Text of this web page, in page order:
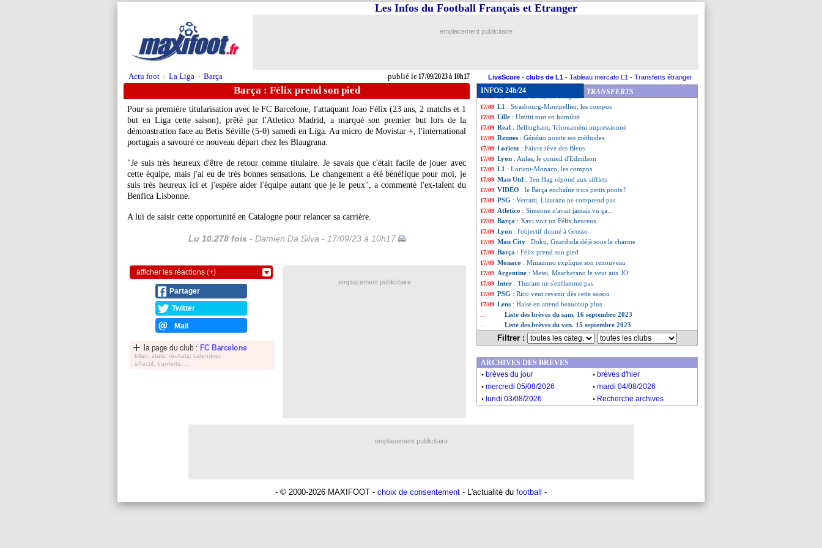
Actu foot > La Liga > Barça publié le17/09/2023 à 10h17
Les Infos du Football Français et Etranger
emplacement publicitaire
LiveScore - clubs de L1 - Tableau mercato L1 - Transferts étranger
Barça : Félix prend son pied
Pour sa première titularisation avec le FC Barcelone, l'attaquant Joao Félix(23 ans, 2 matchs et 1
but en Liga cette saison), prêté par l'Atletico Madrid, a marqué son premier but lors de la
démonstration face au Betis Séville (5-0) samedi en Liga. Au micro de Movistar +, l'international
portugais a savouré ce nouveau départ chez les Blaugrana.
"Je suis très heureux d'être de retour comme titulaire. Je savais que c'était facile de jouer avec
cette équipe, mais j'ai eu de très bonnes sensations. Le changement a été bénéfique pour moi, je
suis très heureux ici et j'espère aider l'équipe autant que je le peux", a commenté l'ex-talent du
Benfica Lisbonne.
A lui de saisir cette opportunité en Catalogne pour relancer sa carrière.
Lu 10.278 fois - Damien Da Silva - 17/09/23 à 10h17
afficher les réactions (+)
Partager
Twitter
Mail
la page du club : FC Barcelone
bilan, stats, réultats, calendrier,
effectif, tranferts, ...
INFOS 24h/24 TRANSFERTS
17/09 L1: Marseille-Toulouse, les compos
17/09 Monaco : Balogun, Hütter se frotte les mains
17/09 Lorient
17/09 Chelsea : Pochettino et l'exemple Zidane
17/09 L1: Clermont-Nantes, les compos
17/09 L1 : Strasbourg-Montpellier, les compos
17/09 Lille : Umtiti tout en humilité
17/09 Real : Bellingham, Tchouaméni impressionné
17/09 Rennes : Génésio pointe ses méthodes
17/09 Lorient : Faivre rêve des Bleus
17/09 Lyon : Aulas, le conseil d'Edmilson
17/09 L1 : Lorient-Monaco, les compos
17/09 Man Utd : Ten Hag répond aux sifflets
17/09 VIDEO : le Barça enchaîne trois petits ponts !
17/09 PSG : Verratti, Lizarazu ne comprend pas
17/09 Atletico : Simeone n'avait jamais vu ça...
17/09 Barça : Xavi voit un Félix heureux
17/09 Lyon : l'objectif donné à Grosso
17/09 Man City : Doku, Guardiola déjà sous le charme
17/09 Barça : Félix prend son pied
17/09 Monaco : Minamino explique son renouveau
17/09 Argentine : Messi, Mascherano le veut aux JO
17/09 Inter : Thuram ne s'enflamme pas
17/09 PSG : Rico veut revenir dès cette saison
17/09 Lens : Haise en attend beaucoup plus
Liste des brèves du sam. 16 septembre 2023
Liste des brèves du ven. 15 septembre 2023
Filtrer :
emplacement publicitaire
ARCHIVES DES BREVES
. brèves du jour . brèves d'hier
. mercredi 05/08/2026 . mardi 04/08/2026
. lundi 03/08/2026 . Recherche archives
emplacement publicitaire
- © 2000-2026 MAXIFOOT - choix de consentement - L'actualité du football -